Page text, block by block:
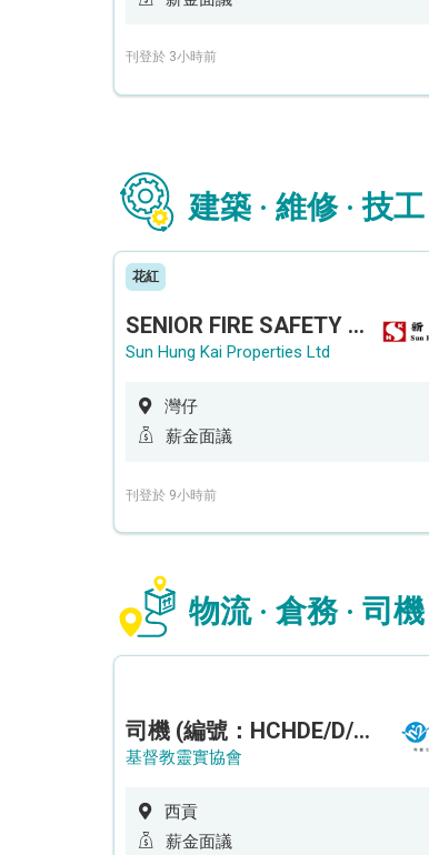
刊登於 3小時前
建築 · 維修 · 技工
花紅
SENIOR FIRE SAFETY OFFICER / FIRE SAFETY OFFICER
Sun Hung Kai Properties Ltd
灣仔
薪金面議
刊登於 9小時前
物流 · 倉務 · 司機
司機 (編號：HCHDE/D/CTE)
基督教靈實協會
西貢
薪金面議